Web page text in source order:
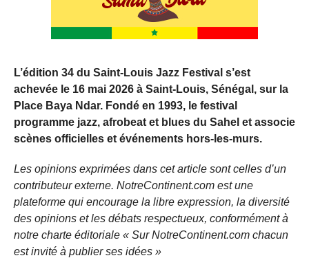
L’édition 34 du Saint‑Louis Jazz Festival s’est
achevée le 16 mai 2026 à Saint‑Louis, Sénégal, sur la
Place Baya Ndar. Fondé en 1993, le festival
programme jazz, afrobeat et blues du Sahel et associe
scènes officielles et événements hors-les-murs.
Les opinions exprimées dans cet article sont celles d’un
contributeur externe. NotreContinent.com est une
plateforme qui encourage la libre expression, la diversité
des opinions et les débats respectueux, conformément à
notre charte éditoriale « Sur NotreContinent.com chacun
est invité à publier ses idées »